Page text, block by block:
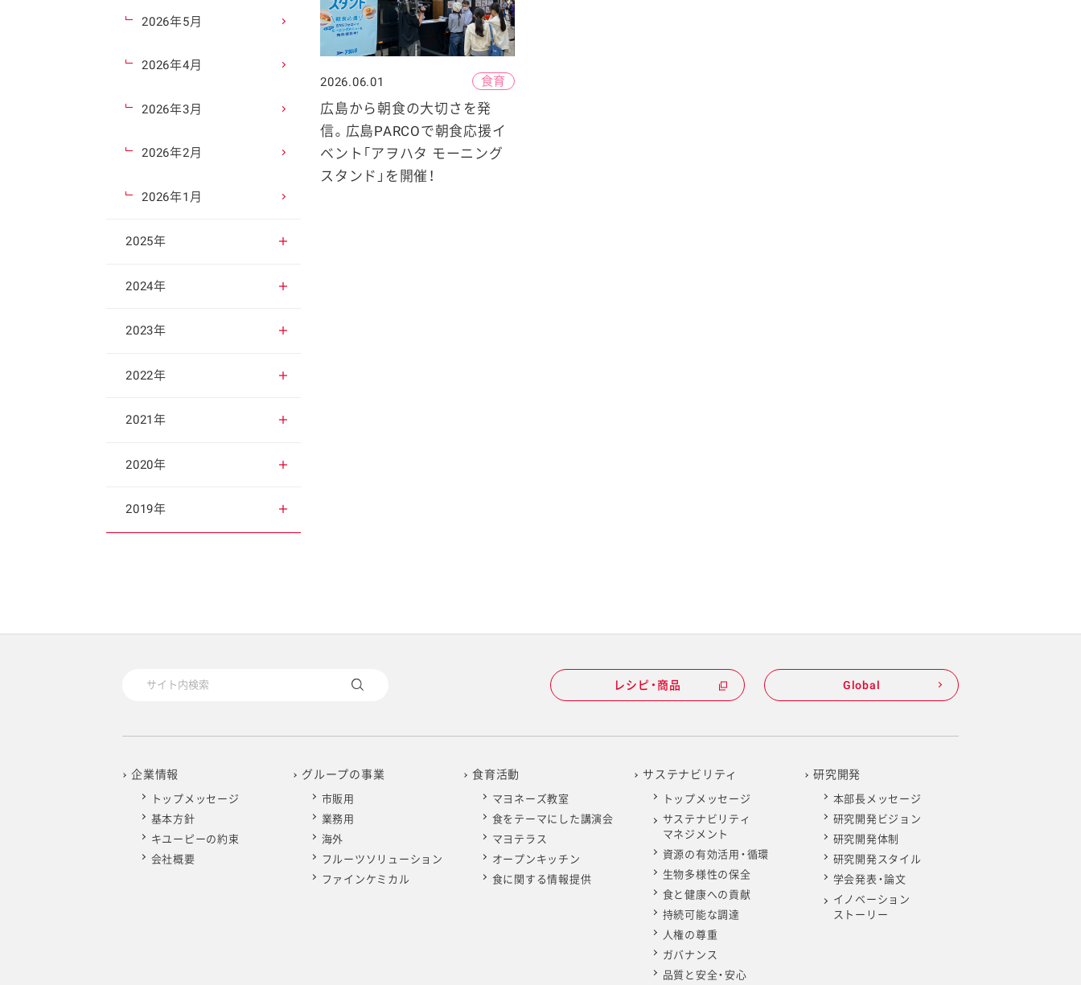
食育
2026.06.01
広島から朝食の大切さを発
信。広島PARCOで朝食応援イ
ベント「アヲハタ モーニング
スタンド」を開催！
2026年5月
2026年4月
2026年3月
2026年2月
2026年1月
2025年
2025年12月
2025年11月
2025年10月
2025年9月
2025年8月
2025年7月
2025年4月
2025年3月
2025年1月
2024年
2024年12月
2024年11月
2024年10月
2024年9月
2024年8月
2024年5月
2024年4月
2024年2月
2024年1月
2023年
2023年12月
2023年11月
2023年10月
2023年9月
2023年6月
2023年5月
2023年3月
2023年2月
2023年1月
2022年
2022年12月
2022年11月
2022年10月
2022年7月
2022年6月
2022年4月
2022年3月
2022年2月
2021年
2021年12月
2021年11月
2021年7月
2021年5月
2021年4月
2021年3月
2020年
2020年12月
2020年8月
2020年6月
2020年5月
2020年4月
2019年
2019年9月
2019年7月
2019年6月
2019年5月
レシピ・商品 Global
企業情報
トップメッセージ
基本方針
キユーピーの約束
会社概要
グループの事業
市販用
業務用
海外
フルーツソリューション
ファインケミカル
食育活動
マヨネーズ教室
食をテーマにした講演会
マヨテラス
オープンキッチン
食に関する情報提供
サステナビリティ
トップメッセージ
サステナビリティ
マネジメント
資源の有効活用・循環
生物多様性の保全
食と健康への貢献
持続可能な調達
人権の尊重
ガバナンス
品質と安全・安心
研究開発
本部長メッセージ
研究開発ビジョン
研究開発体制
研究開発スタイル
学会発表・論文
イノベーション
ストーリー